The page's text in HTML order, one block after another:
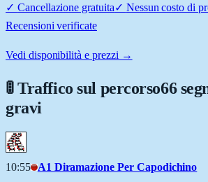
✓ Cancellazione gratuita✓ Nessun costo di
Recensioni verificate
Vedi disponibilità e prezzi →
🚦 Traffico sul percorso66
gravi
10:55 A1 Diramazione Per Capodichino